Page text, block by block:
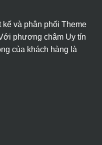
và phân phối Theme
phương châm Uy tín
của khách hàng là